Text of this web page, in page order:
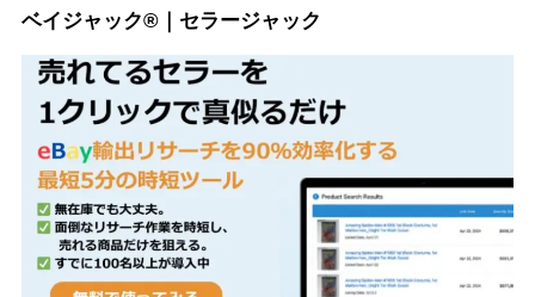
ベイジャック®｜セラージャック